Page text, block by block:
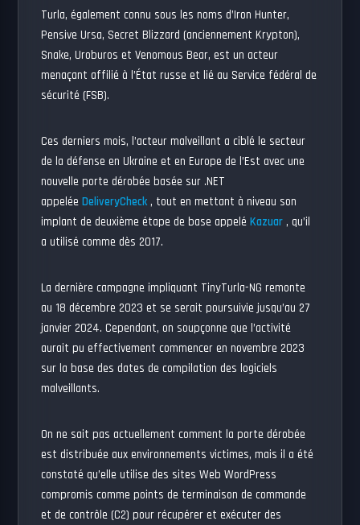
Turla, également connu sous les noms d’Iron Hunter,
Pensive Ursa, Secret Blizzard (anciennement Krypton),
Snake, Uroburos et Venomous Bear, est un acteur
menaçant affilié à l’État russe et lié au Service fédéral de
sécurité (FSB).
Ces derniers mois, l’acteur malveillant a ciblé le secteur
de la défense en Ukraine et en Europe de l’Est avec une
nouvelle porte dérobée basée sur .NET
appeléeDeliveryCheck , tout en mettant à niveau son
implant de deuxième étape de base appeléKazuar , qu’il
a utilisé comme dès 2017.
La dernière campagne impliquant TinyTurla-NG remonte
au 18 décembre 2023 et se serait poursuivie jusqu’au 27
janvier 2024. Cependant, on soupçonne que l’activité
aurait pu effectivement commencer en novembre 2023
sur la base des dates de compilation des logiciels
malveillants.
On ne sait pas actuellement comment la porte dérobée
est distribuée aux environnements victimes, mais il a été
constaté qu’elle utilise des sites Web WordPress
compromis comme points de terminaison de commande
et de contrôle (C2) pour récupérer et exécuter des